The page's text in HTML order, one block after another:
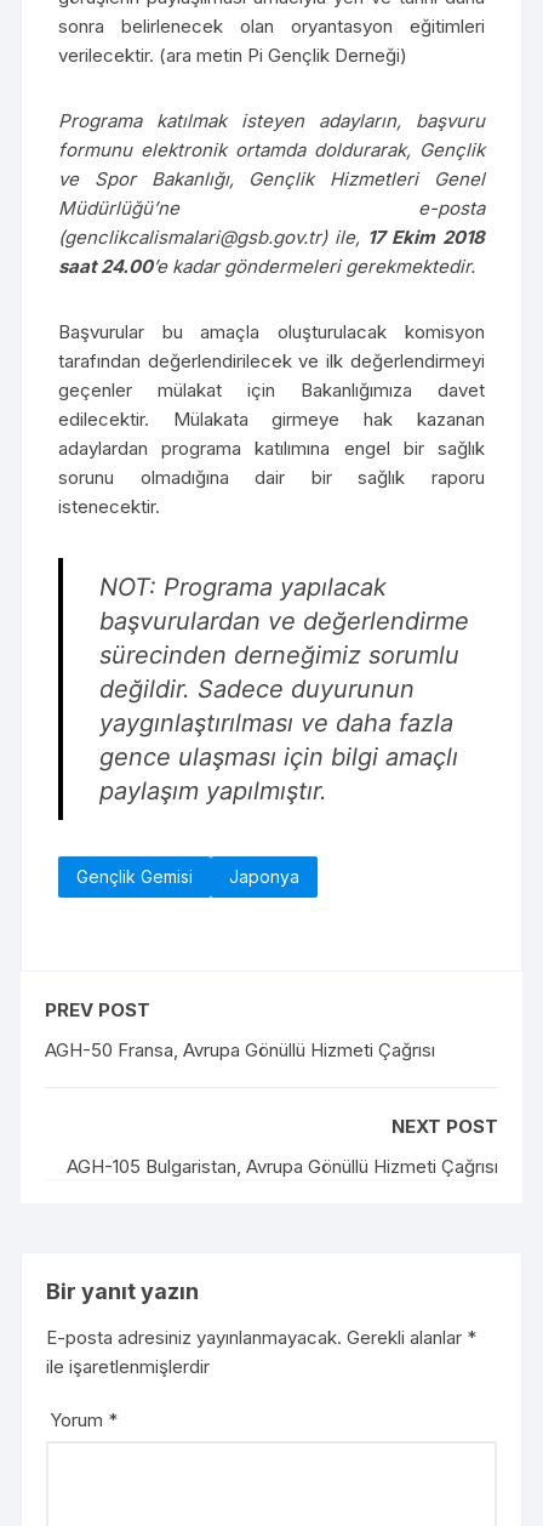
sonra belirlenecek olan oryantasyon eğitimleri
verilecektir. (ara metin Pi Gençlik Derneği)
Programa katılmak isteyen adayların, başvuru
formunu elektronik ortamda doldurarak, Gençlik
ve Spor Bakanlığı, Gençlik Hizmetleri Genel
Müdürlüğü’ne e-posta
(genclikcalismalari@gsb.gov.tr) ile, 17 Ekim 2018
saat 24.00’e kadar göndermeleri gerekmektedir.
Başvurular bu amaçla oluşturulacak komisyon
tarafından değerlendirilecek ve ilk değerlendirmeyi
geçenler mülakat için Bakanlığımıza davet
edilecektir. Mülakata girmeye hak kazanan
adaylardan programa katılımına engel bir sağlık
sorunu olmadığına dair bir sağlık raporu
istenecektir.
NOT: Programa yapılacak
başvurulardan ve değerlendirme
sürecinden derneğimiz sorumlu
değildir. Sadece duyurunun
yaygınlaştırılması ve daha fazla
gence ulaşması için bilgi amaçlı
paylaşım yapılmıştır.
Gençlik Gemisi Japonya
PREV POST
AGH-50 Fransa, Avrupa Gönüllü Hizmeti Çağrısı
NEXT POST
AGH-105 Bulgaristan, Avrupa Gönüllü Hizmeti Çağrısı
Bir yanıt yazın
E-posta adresiniz yayınlanmayacak. Gerekli alanlar *
ile işaretlenmişlerdir
Yorum *